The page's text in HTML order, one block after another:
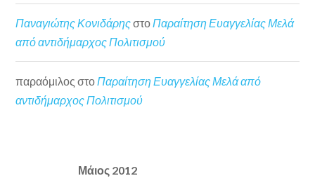
Παναγιώτης ΚονιδάρηςστοΠαραίτηση Ευαγγελίας Μελά
από αντιδήμαρχος Πολιτισμού
παραόμιλος στο Παραίτηση Ευαγγελίας Μελά από
αντιδήμαρχος Πολιτισμού
Μάιος 2012